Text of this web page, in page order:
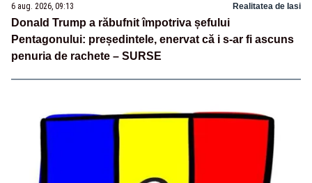
6 aug. 2026, 09:13 Realitatea de Iasi
Donald Trump a răbufnit împotriva șefului
Pentagonului: președintele, enervat că i s-ar fi ascuns
penuria de rachete – SURSE